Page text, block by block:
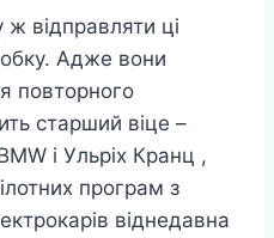
відправляти ці
Адже вони
повторного
старший віце –
i Ульріх Кранц ,
програм з
віднедавна